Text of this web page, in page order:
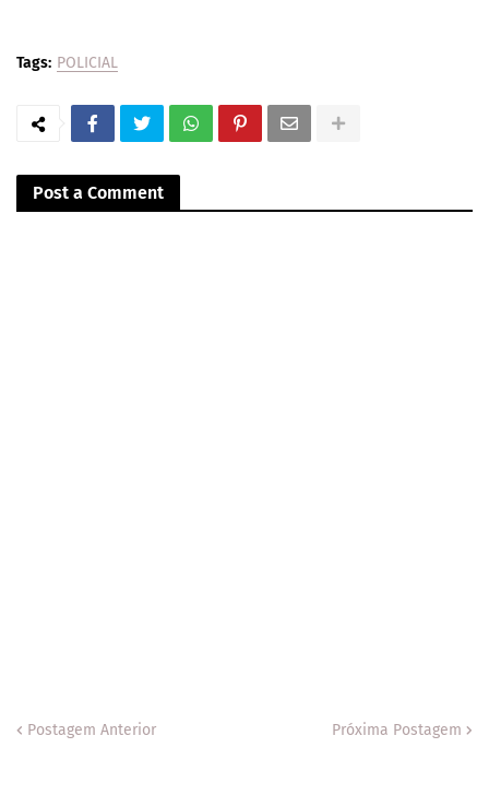
Tags: POLICIAL
Post a Comment
Postagem Anterior Próxima Postagem